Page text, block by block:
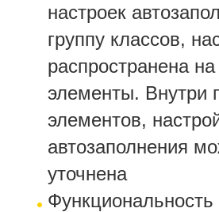
настроек
группу классов,
распространена
элементы. Внутри
элементов,
автозаполнения
уточнена
Функциональность